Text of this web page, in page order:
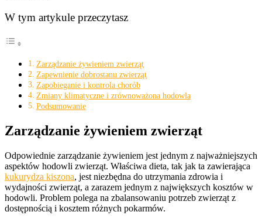
W tym artykule przeczytasz
Zarządzanie żywieniem zwierząt
Zapewnienie dobrostanu zwierząt
Zapobieganie i kontrola chorób
Zmiany klimatyczne i zrównoważona hodowla
Podsumowanie
Zarządzanie żywieniem zwierząt
Odpowiednie zarządzanie żywieniem jest jednym z najważniejszych
aspektów hodowli zwierząt. Właściwa dieta, tak jak ta zawierająca
kukurydza kiszona, jest niezbędna do utrzymania zdrowia i
wydajności zwierząt, a zarazem jednym z największych kosztów w
hodowli. Problem polega na zbalansowaniu potrzeb zwierząt z
dostępnością i kosztem różnych pokarmów.